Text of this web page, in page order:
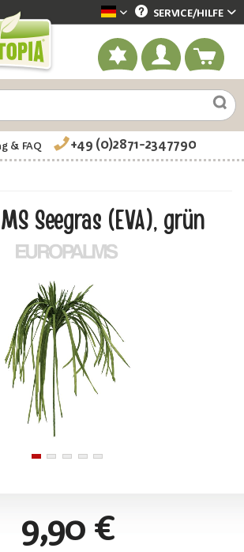
Dekotopia deutsch
SERVICE/HILFE
& FAQ +49 (0)2871-2347790
Seegras (EVA), grün
9,90 €